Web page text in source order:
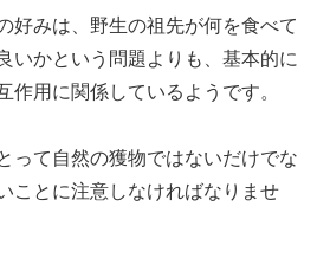
好みは、野生の祖先が何を食べて
いかという問題よりも、基本的に
作用に関係しているようです。
って自然の獲物ではないだけでな
ことに注意しなければなりませ